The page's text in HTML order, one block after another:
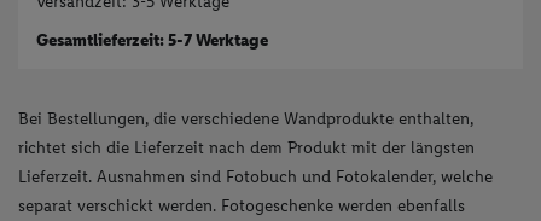
Gesamtlieferzeit: 5-7 Werktage
Bei Bestellungen, die verschiedene Wandprodukte enthalten,
richtet sich die Lieferzeit nach dem Produkt mit der längsten
Lieferzeit. Ausnahmen sind Fotobuch und Fotokalender, welche
separat verschickt werden. Fotogeschenke werden ebenfalls